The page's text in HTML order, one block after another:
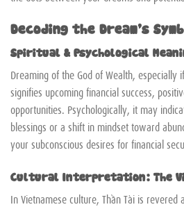
Decoding the Dream’s
Spiritual & Psychological
Dreaming of the God of Wealth,
signifies upcoming financial success,
opportunities. Psychologically, it may
blessings or a shift in mindset toward
your subconscious desires for financial
Cultural Interpretation: The
In Vietnamese culture, Thần Tài is